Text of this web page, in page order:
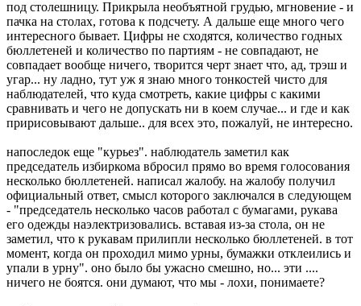
под столешницу. Прикрыла необъятной грудью, мгновение - и
пачка на столах, готова к подсчету. А дальше еще много чего
интересного бывает. Цифры не сходятся, количество годных
бюллетеней и количество по партиям - не совпадают, не
совпадает вообще ничего, творится черт знает что, ад, трэш и
угар... ну ладно, тут уж я знаю много тонкостей чисто для
наблюдателей, что куда смотреть, какие цифры с какими
сравнивать и чего не допускать ни в коем случае... и где и как
пририсовывают дальше.. для всех это, пожалуй, не интересно.
напоследок еще "курьез". наблюдатель заметил как
председатель избиркома вбросил прямо во время голосования
несколько бюллетеней. написал жалобу. на жалобу получил
официальный ответ, смысл которого заключался в следующем
- "председатель несколько часов работал с бумагами, рукава
его одежды наэлектризовались. вставая из-за стола, он не
заметил, что к рукавам прилипли несколько бюллетеней. в тот
момент, когда он проходил мимо урны, бумажки отклеились и
упали в урну". оно было бы ужасно смешно, но... эти ....
ничего не боятся. они думают, что мы - лохи, понимаете?